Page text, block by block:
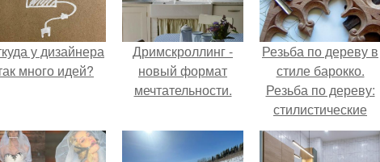
у дизайнера
много идей?
Дримскроллинг -
новый формат
мечтательности.
Резьба по дереву в
стиле барокко.
Резьба по дереву:
стилистические
направления и
характерные узоры.